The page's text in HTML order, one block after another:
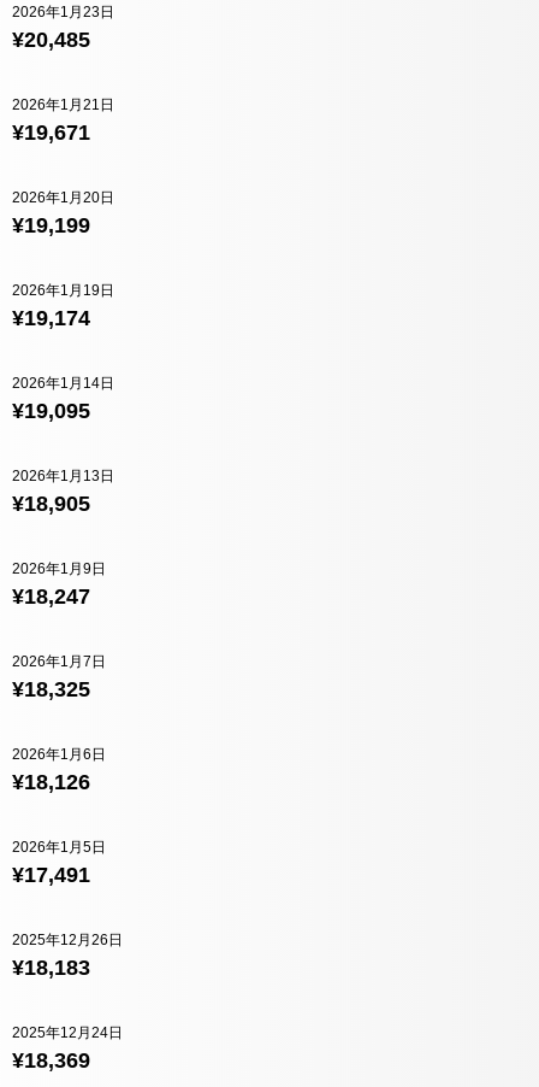
¥20,485
2026年1月23日
¥19,671
2026年1月21日
¥19,199
2026年1月20日
¥19,174
2026年1月19日
¥19,095
2026年1月14日
¥18,905
2026年1月13日
¥18,247
2026年1月9日
¥18,325
2026年1月7日
¥18,126
2026年1月6日
¥17,491
2026年1月5日
¥18,183
2025年12月26日
¥18,369
2025年12月24日